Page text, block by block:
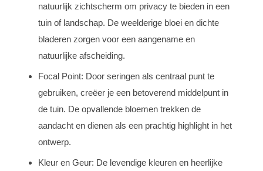
natuurlijk zichtscherm om privacy te bieden in een
tuin of landschap. De weelderige bloei en dichte
bladeren zorgen voor een aangename en
natuurlijke afscheiding.
Focal Point: Door seringen als centraal punt te
gebruiken, creëer je een betoverend middelpunt in
de tuin. De opvallende bloemen trekken de
aandacht en dienen als een prachtig highlight in het
ontwerp.
Kleur en Geur: De levendige kleuren en heerlijke